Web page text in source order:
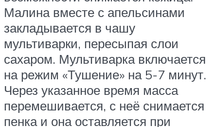
Малина вместе с апельсинами
закладывается в чашу
мультиварки, пересыпая слои
сахаром. Мультиварка включается
на режим «Тушение» на 5-7 минут.
Через указанное время масса
перемешивается, с неё снимается
пенка и она оставляется при